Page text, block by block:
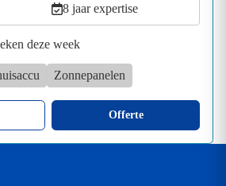
8 jaar expertise
deze week
Zonnepanelen
Offerte